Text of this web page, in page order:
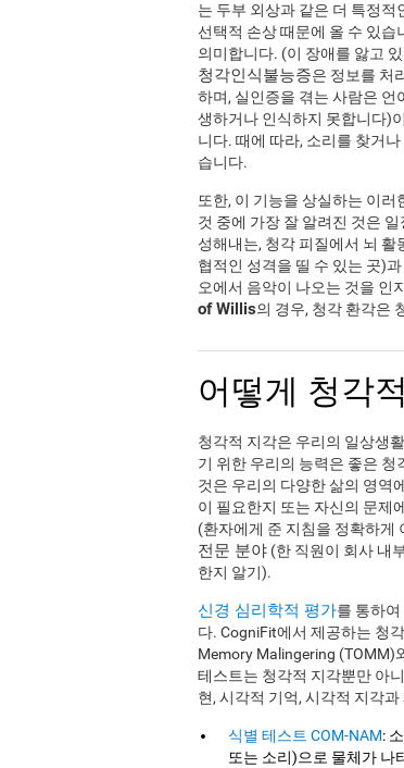
는 두부 외상과 같은 더 특정
선택적 손상 때문에 올 수 있습
의미합니다. (이 장애를 앓고
청각인식불능증은 정보를 처
하며, 실인증을 겪는 사람은 언
생하거나 인식하지 못합니다)
니다. 때에 따라, 소리를 찾거
습니다.
또한, 이 기능을 상실하는 이
것 중에 가장 잘 알려진 것은
성해내는, 청각 피질에서 뇌
협적인 성격을 띨 수 있는 곳)
오에서 음악이 나오는 것을 인
of Willis의 경우, 청각 환각은
어떻게 청각
청각적 지각은 우리의 일상생
기 위한 우리의 능력은 좋은
것은 우리의 다양한 삶의 영역
이 필요한지 또는 자신의 문제
(환자에게 준 지침을 정확하게
전문 분야 (한 직원이 회사 내
한지 알기).
신경 심리학적 평가를 통하
다. CogniFit에서 제공하는 청
Memory Malingering (TOMM)
테스트는 청각적 지각뿐만 아
현, 시각적 기억, 시각적 지각
식별 테스트 COM-NAM:
또는 소리)으로 물체가 나